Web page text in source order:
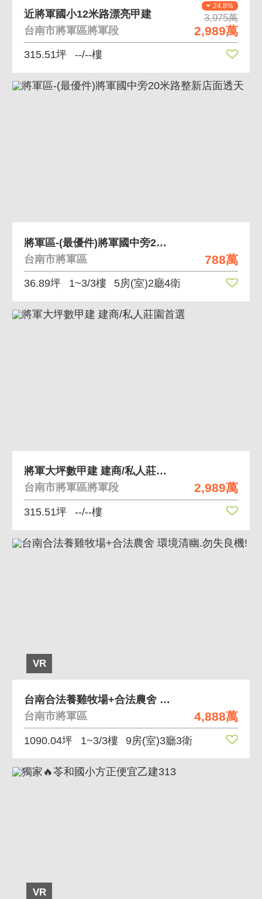
24.8%
3,975萬
2,989萬
近將軍國小12米路漂亮甲建
台南市將軍區將軍段
315.51坪 --/--樓
788萬
將軍區-(最優件)將軍國中旁20米路整新店面透天
台南市將軍區
36.89坪 1~3/3樓 5房(室)2廳4衛
2,989萬
將軍大坪數甲建 建商/私人莊園首選
台南市將軍區將軍段
315.51坪 --/--樓
VR
4,888萬
台南合法養雞牧場+合法農舍 環境清幽.勿失良機!
台南市將軍區
1090.04坪 1~3/3樓 9房(室)3廳3衛
VR